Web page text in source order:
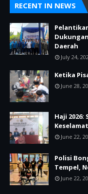
RECENT IN NEWS
Daerah
July 24,
Ketika
June 28,
Haji
June 22,
Polisi
Tempel,
June 22,